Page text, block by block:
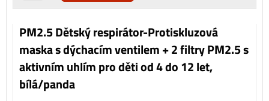
PM2.5 Dětský respirátor-Protiskluzová
maska s dýchacím ventilem + 2 filtry PM2.5 s
aktivním uhlím pro děti od 4 do 12 let,
bílá/panda